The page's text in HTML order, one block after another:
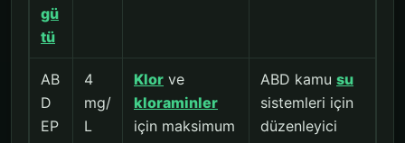
gü
tü
AB
D
EP
4
mg/
L
Klor ve
kloraminler
için maksimum
ABD kamu su
sistemleri için
düzenleyici